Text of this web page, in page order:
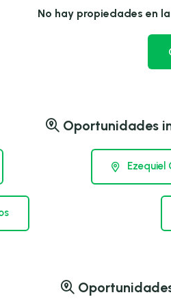
No hay propiedades en
Oportunidades